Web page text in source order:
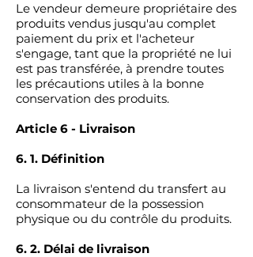
Le vendeur demeure propriétaire des
produits vendus jusqu'au complet
paiement du prix et l'acheteur
s'engage, tant que la propriété ne lui
est pas transférée, à prendre toutes
les précautions utiles à la bonne
conservation des produits.
Article 6 - Livraison
6. 1. Définition
La livraison s'entend du transfert au
consommateur de la possession
physique ou du contrôle du produits.
6. 2. Délai de livraison